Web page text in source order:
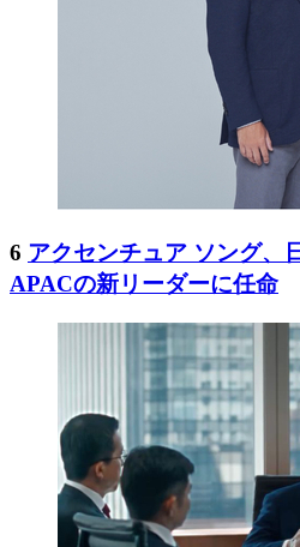
6 アクセンチュア ソング、
APACの新リーダーに任命